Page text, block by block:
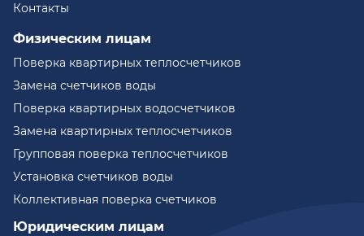
Контакты
Физическим лицам
Поверка квартирных теплосчетчиков
Замена счетчиков воды
Поверка квартирных водосчетчиков
Замена квартирных теплосчетчиков
Групповая поверка теплосчетчиков
Установка счетчиков воды
Коллективная поверка счетчиков
Юридическим лицам